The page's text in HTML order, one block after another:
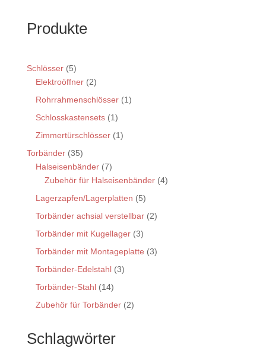
Produkte
Schlösser(5)
Elektroöffner(2)
Rohrrahmenschlösser(1)
Schlosskastensets(1)
Zimmertürschlösser(1)
Torbänder(35)
Halseisenbänder(7)
Zubehör für Halseisenbänder(4)
Lagerzapfen/Lagerplatten (5)
Torbänder achsial verstellbar(2)
Torbänder mit Kugellager(3)
Torbänder mit Montageplatte (3)
Torbänder-Edelstahl(3)
Torbänder-Stahl(14)
Zubehör für Torbänder(2)
Schlagwörter